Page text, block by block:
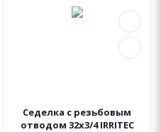
Седелка с резьбовым
отводом 32x3/4 IRRITEC